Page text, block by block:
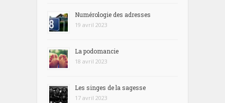
Numérologie des adresses
19 avril 2023
La podomancie
18 avril 2023
Les singes de la sagesse
17 avril 2023